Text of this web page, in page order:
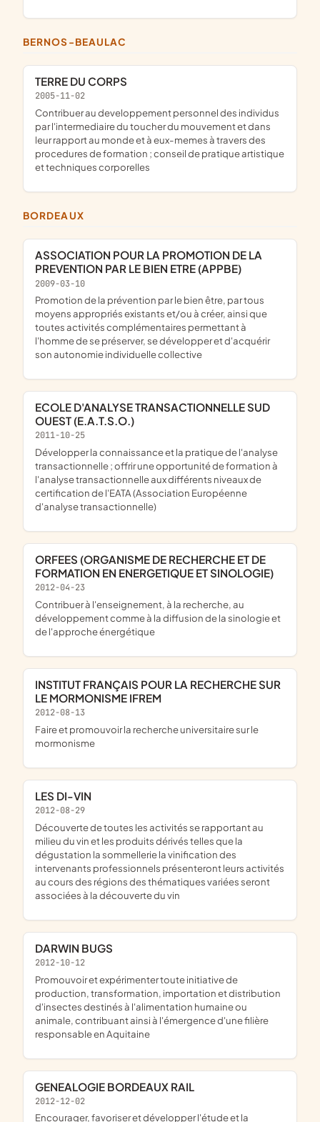
BERNOS-BEAULAC
TERRE DU CORPS
2005-11-02
contribuer au developpement personnel des individus
par l'intermediaire du toucher du mouvement et dans
leur rapport au monde et à eux-memes à travers des
procedures de formation ; conseil de pratique artistique
et techniques corporelles
BORDEAUX
ASSOCIATION POUR LA PROMOTION DE LA
PREVENTION PAR LE BIEN ETRE (APPBE)
2009-03-10
promotion de la prévention par le bien être, par tous
moyens appropriés existants et/ou à créer, ainsi que
toutes activités complémentaires permettant à
l'homme de se préserver, se développer et d'acquérir
son autonomie individuelle collective
ECOLE D'ANALYSE TRANSACTIONNELLE SUD
OUEST (E.A.T.S.O.)
2011-10-25
développer la connaissance et la pratique de l'analyse
transactionnelle ; offrir une opportunité de formation à
l'analyse transactionnelle aux différents niveaux de
certification de l'EATA (Association Européenne
d'analyse transactionnelle)
ORFEES (ORGANISME DE RECHERCHE ET DE
FORMATION EN ENERGETIQUE ET SINOLOGIE)
2012-04-23
contribuer à l'enseignement, à la recherche, au
développement comme à la diffusion de la sinologie et
de l'approche énergétique
INSTITUT FRANÇAIS POUR LA RECHERCHE SUR
LE MORMONISME IFREM
2012-08-13
faire et promouvoir la recherche universitaire sur le
mormonisme
LES DI-VIN
2012-08-29
découverte de toutes les activités se rapportant au
milieu du vin et les produits dérivés telles que la
dégustation la sommellerie la vinification des
intervenants professionnels présenteront leurs activités
au cours des régions des thématiques variées seront
associées à la découverte du vin
DARWIN BUGS
2012-10-12
promouvoir et expérimenter toute initiative de
production, transformation, importation et distribution
d'insectes destinés à l'alimentation humaine ou
animale, contribuant ainsi à l'émergence d'une filière
responsable en Aquitaine
GENEALOGIE BORDEAUX RAIL
2012-12-02
encourager, favoriser et développer l'étude et la